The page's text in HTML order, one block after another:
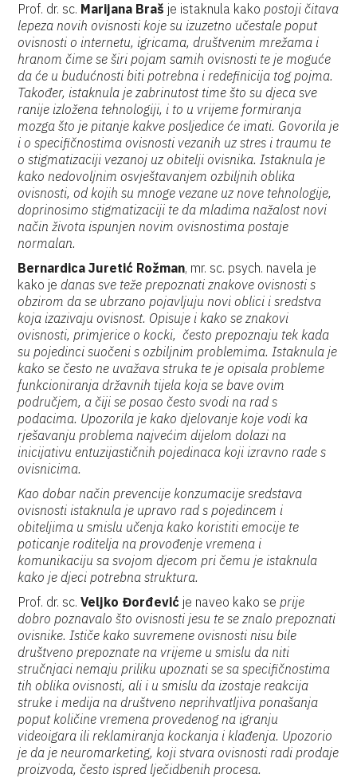
Prof. dr. sc. Marijana Braš je istaknula kakopostoji čitava
lepeza novih ovisnosti koje su izuzetno učestale poput
ovisnosti o internetu, igricama, društvenim mrežama i
hranom čime se širi pojam samih ovisnosti te je moguće
da će u budućnosti biti potrebna i redefinicija tog pojma.
Također, istaknula je zabrinutost time što su djeca sve
ranije izložena tehnologiji, i to u vrijeme formiranja
mozga što je pitanje kakve posljedice će imati. Govorila je
i o specifičnostima ovisnosti vezanih uz stres i traumu te
o stigmatizaciji vezanoj uz obitelji ovisnika. Istaknula je
kako nedovoljnim osvještavanjem ozbiljnih oblika
ovisnosti, od kojih su mnoge vezane uz nove tehnologije,
doprinosimo stigmatizaciji te da mladima nažalost novi
način života ispunjen novim ovisnostima postaje
normalan.
Bernardica Juretić Rožman, mr. sc. psych. navela je
kako jedanas sve teže prepoznati znakove ovisnosti s
obzirom da se ubrzano pojavljuju novi oblici i sredstva
koja izazivaju ovisnost. Opisuje i kako se znakovi
ovisnosti, primjerice o kocki, često prepoznaju tek kada
su pojedinci suočeni s ozbiljnim problemima. Istaknula je
kako se često ne uvažava struka te je opisala probleme
funkcioniranja državnih tijela koja se bave ovim
područjem, a čiji se posao često svodi na rad s
podacima. Upozorila je kako djelovanje koje vodi ka
rješavanju problema najvećim dijelom dolazi na
inicijativu entuzijastičnih pojedinaca koji izravno rade s
ovisnicima.
Kao dobar način prevencije konzumacije sredstava
ovisnosti istaknula je upravo rad s pojedincem i
obiteljima u smislu učenja kako koristiti emocije te
poticanje roditelja na provođenje vremena i
komunikaciju sa svojom djecom pri čemu je istaknula
kako je djeci potrebna struktura.
Prof. dr. sc.Veljko Đorđević je naveo kako seprije
dobro poznavalo što ovisnosti jesu te se znalo prepoznati
ovisnike. Ističe kako suvremene ovisnosti nisu bile
društveno prepoznate na vrijeme u smislu da niti
stručnjaci nemaju priliku upoznati se sa specifičnostima
tih oblika ovisnosti, ali i u smislu da izostaje reakcija
struke i medija na društveno neprihvatljiva ponašanja
poput količine vremena provedenog na igranju
videoigara ili reklamiranja kockanja i klađenja. Upozorio
je da je neuromarketing, koji stvara ovisnosti radi prodaje
proizvoda, često ispred lječidbenih procesa.